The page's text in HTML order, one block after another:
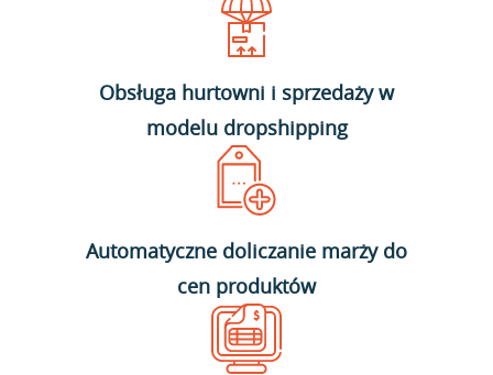
Obsługa hurtowni i sprzedaży w
modelu dropshipping
Automatyczne doliczanie marży do
cen produktów